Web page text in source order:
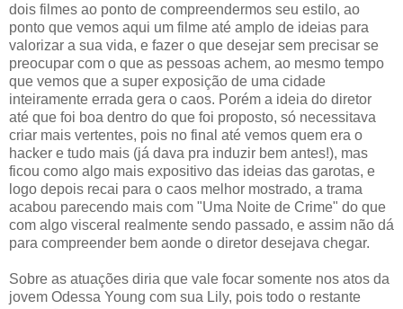
dois filmes ao ponto de compreendermos seu estilo, ao
ponto que vemos aqui um filme até amplo de ideias para
valorizar a sua vida, e fazer o que desejar sem precisar se
preocupar com o que as pessoas achem, ao mesmo tempo
que vemos que a super exposição de uma cidade
inteiramente errada gera o caos. Porém a ideia do diretor
até que foi boa dentro do que foi proposto, só necessitava
criar mais vertentes, pois no final até vemos quem era o
hacker e tudo mais (já dava pra induzir bem antes!), mas
ficou como algo mais expositivo das ideias das garotas, e
logo depois recai para o caos melhor mostrado, a trama
acabou parecendo mais com "Uma Noite de Crime" do que
com algo visceral realmente sendo passado, e assim não dá
para compreender bem aonde o diretor desejava chegar.
Sobre as atuações diria que vale focar somente nos atos da
jovem Odessa Young com sua Lily, pois todo o restante